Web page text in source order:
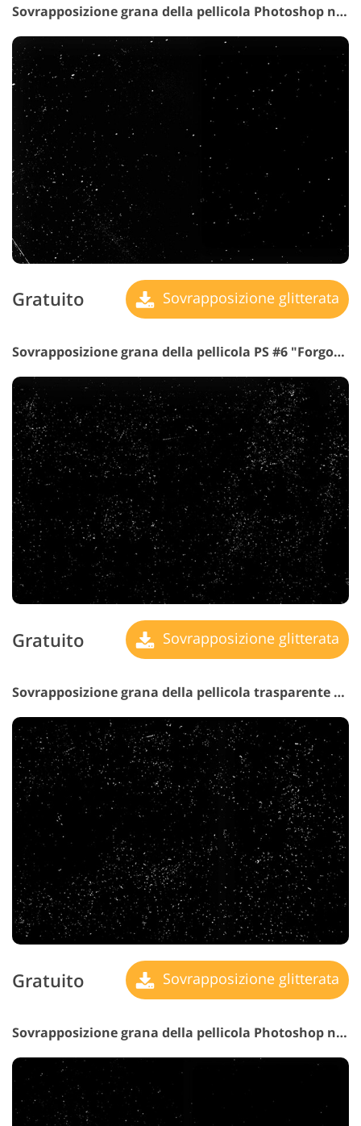
Sovrapposizione grana della pellicola Photoshop n. 5 "Vintage Feel"
Gratuito Sovrapposizione glitterata
Sovrapposizione grana della pellicola PS #6 "Forgotten Camera"
Gratuito Sovrapposizione glitterata
Sovrapposizione grana della pellicola trasparente n. 7 "Moving Images"
Gratuito Sovrapposizione glitterata
Sovrapposizione grana della pellicola Photoshop n. 8 "Iconic Photos"